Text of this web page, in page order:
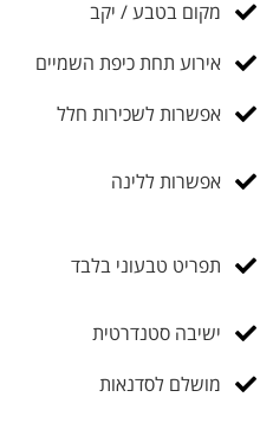
מקום בטבע / יקב
אירוע תחת כיפת השמיים
אפשרות לשכירות חלל
אפשרות ללינה
תפריט טבעוני בלבד
ישיבה סטנדרטית
מושלם לסדנאות